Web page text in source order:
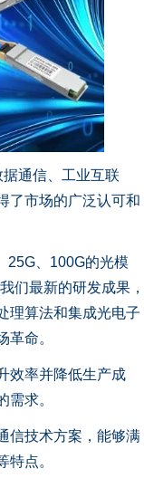
通信、工业互联
了市场的广泛认可和
、100G的光模
们最新的研发成果，
理算法和集成光电子
命。
效率并降低生产成
求。
信技术方案，能够满
点。